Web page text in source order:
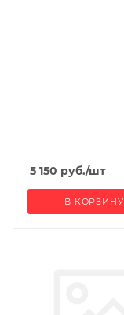
5 150 руб./шт
В КОРЗИНУ